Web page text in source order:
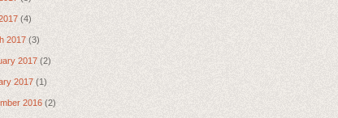
(4)
2017 (3)
2017 (2)
2017 (1)
2016 (2)